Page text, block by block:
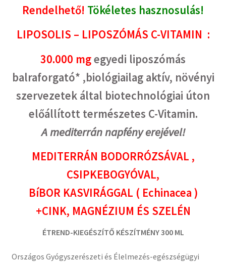
was:
9,490Ft.
is:
6,477Ft.
Rendelhető! Tökéletes hasznosulás!
LIPOSOLIS – LIPOSZÓMÁS C-VITAMIN :
30.000 mgegyedi liposzómás
balraforgató* ,biológiailag aktív, növényi
szervezetek által biotechnológiai úton
előállított természetes C-Vitamin.
A mediterrán napfény erejével!
MEDITERRÁN BODORRÓZSÁVAL ,
CSIPKEBOGYÓVAL,
BíBOR KASVIRÁGGAL ( Echinacea )
+CINK, MAGNÉZIUM ÉS SZELÉN
ÉTREND-KIEGÉSZÍTŐ KÉSZÍTMÉNY 300 ML
Országos Gyógyszerészeti és Élelmezés-egészségügyi